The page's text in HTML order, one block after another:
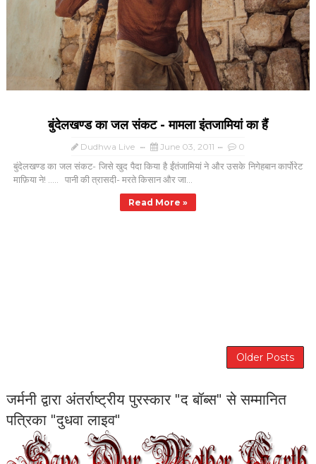
बुंदेलखण्ड का जल संकट - मामला इंतजामियां का हैं
Dudhwa Live June 03, 2011 0
बुंदेलखण्ड का जल संकट- जिसे खुद पैदा किया है ईंतंजामियां ने और उसके निगेहबान कार्पोरेट
माफ़िया ने! ..... पानी की त्रासदी- मरते किसान और जा...
Read More »
Older Posts
जर्मनी द्वारा अंतर्राष्ट्रीय पुरस्कार "द बॉब्स" से सम्मानित
पत्रिका "दुधवा लाइव"